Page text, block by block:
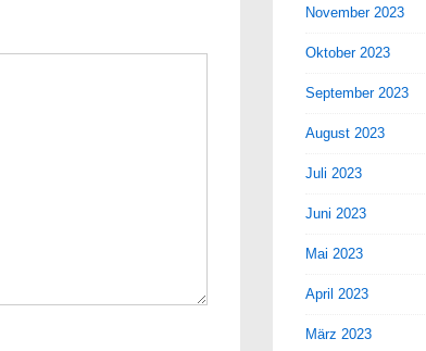
November 2023
Oktober 2023
September 2023
August 2023
Juli 2023
Juni 2023
Mai 2023
April 2023
März 2023